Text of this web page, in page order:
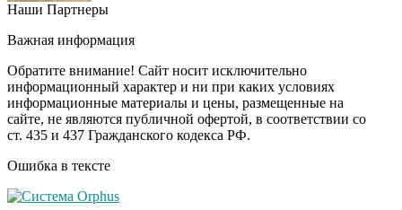
Ржу не переставая, это
не раз
i
Скрытая камера на
пляже Крыма: Что
люди вытворяют, когда
Ролик длится
Наши Партнеры
Важная информация
Обратите внимание! Сайт носит исключительно
информационный характер и ни при каких условиях
информационные материалы и цены, размещенные на
сайте, не являются публичной офертой, в соответствии со
ст. 435 и 437 Гражданского кодекса РФ.
Ошибка в тексте